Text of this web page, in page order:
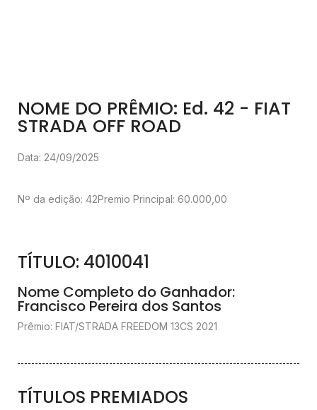
NOME DO PRÊMIO: Ed. 42 - FIAT
STRADA OFF ROAD
Data: 24/09/2025
Nº da edição: 42Premio Principal: 60.000,00
TÍTULO: 4010041
Nome Completo do Ganhador:
Francisco Pereira dos Santos
Prêmio: FIAT/STRADA FREEDOM 13CS 2021
TÍTULOS PREMIADOS